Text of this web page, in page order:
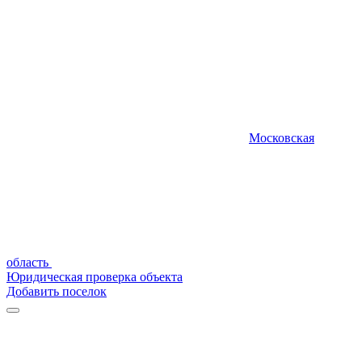
Московская
область
Юридическая проверка объекта
Добавить поселок